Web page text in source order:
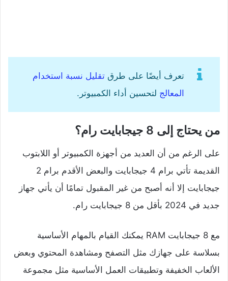
تعرف أيضًا على طرق تقليل نسبة استخدام
المعالج لتحسين أداء الكمبيوتر.
من يحتاج إلى 8 جيجابايت رام؟
على الرغم من أن العديد من أجهزة الكمبيوتر أو اللابتوب
القديمة تأتي برام 4 جيجابايت والبعض الأقدم برام 2
جيجابايت إلا أنه أصبح من غير المقبول تمامًا أن يأتي جهاز
جديد في 2024 بأقل من 8 جيجابايت رام.
مع 8 جيجابايت RAM يمكنك القيام بالمهام الأساسية
بسلاسة على جهازك مثل التصفح ومشاهدة المحتوي وبعض
الألعاب الخفيفة وتطبيقات العمل الأساسية مثل مجموعة